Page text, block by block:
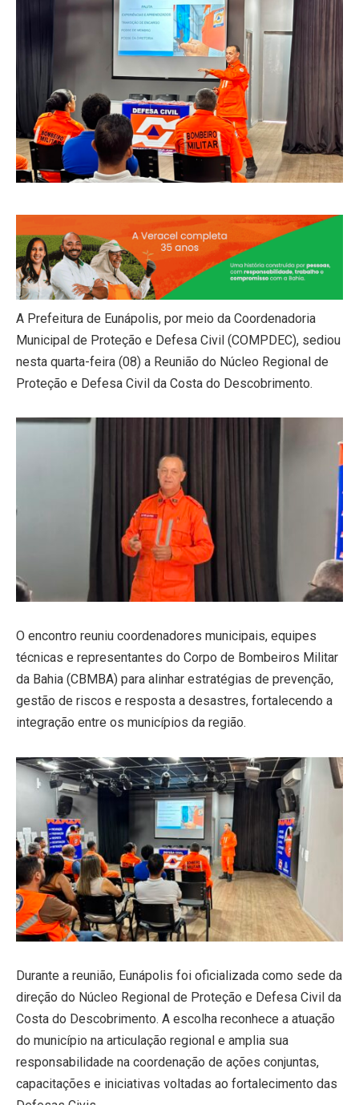
A Prefeitura de Eunápolis, por meio da Coordenadoria
Municipal de Proteção e Defesa Civil (COMPDEC), sediou
nesta quarta-feira (08) a Reunião do Núcleo Regional de
Proteção e Defesa Civil da Costa do Descobrimento.
O encontro reuniu coordenadores municipais, equipes
técnicas e representantes do Corpo de Bombeiros Militar
da Bahia (CBMBA) para alinhar estratégias de prevenção,
gestão de riscos e resposta a desastres, fortalecendo a
integração entre os municípios da região.
Durante a reunião, Eunápolis foi oficializada como sede da
direção do Núcleo Regional de Proteção e Defesa Civil da
Costa do Descobrimento. A escolha reconhece a atuação
do município na articulação regional e amplia sua
responsabilidade na coordenação de ações conjuntas,
capacitações e iniciativas voltadas ao fortalecimento das